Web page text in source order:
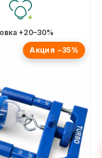
+20–30%
Акция −35%